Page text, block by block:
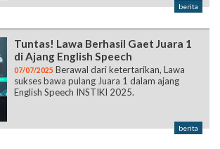
berita
Tuntas! Lawa Berhasil Gaet Juara 1
di Ajang English Speech
07/07/2025 Berawal dari ketertarikan, Lawa
sukses bawa pulang Juara 1 dalam ajang
English Speech INSTIKI 2025.
berita